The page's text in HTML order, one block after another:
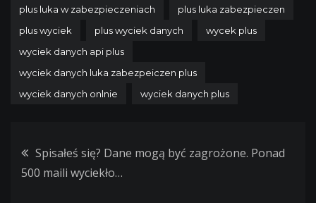
plus luka w zabezpieczeniach
plus luka zabezpieczen
plus wyciek
plus wyciek danych
wycek plus
wyciek danych api plus
wyciek danych luka zabezpeiczen plus
wyciek danych onlnie
wyciek danych plus
Nawigacja
Spisałeś się? Dane mogą być zagrożone. Ponad
500 maili wyciekło…